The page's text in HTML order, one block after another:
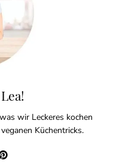
wir Leckeres kochen
Küchentricks.